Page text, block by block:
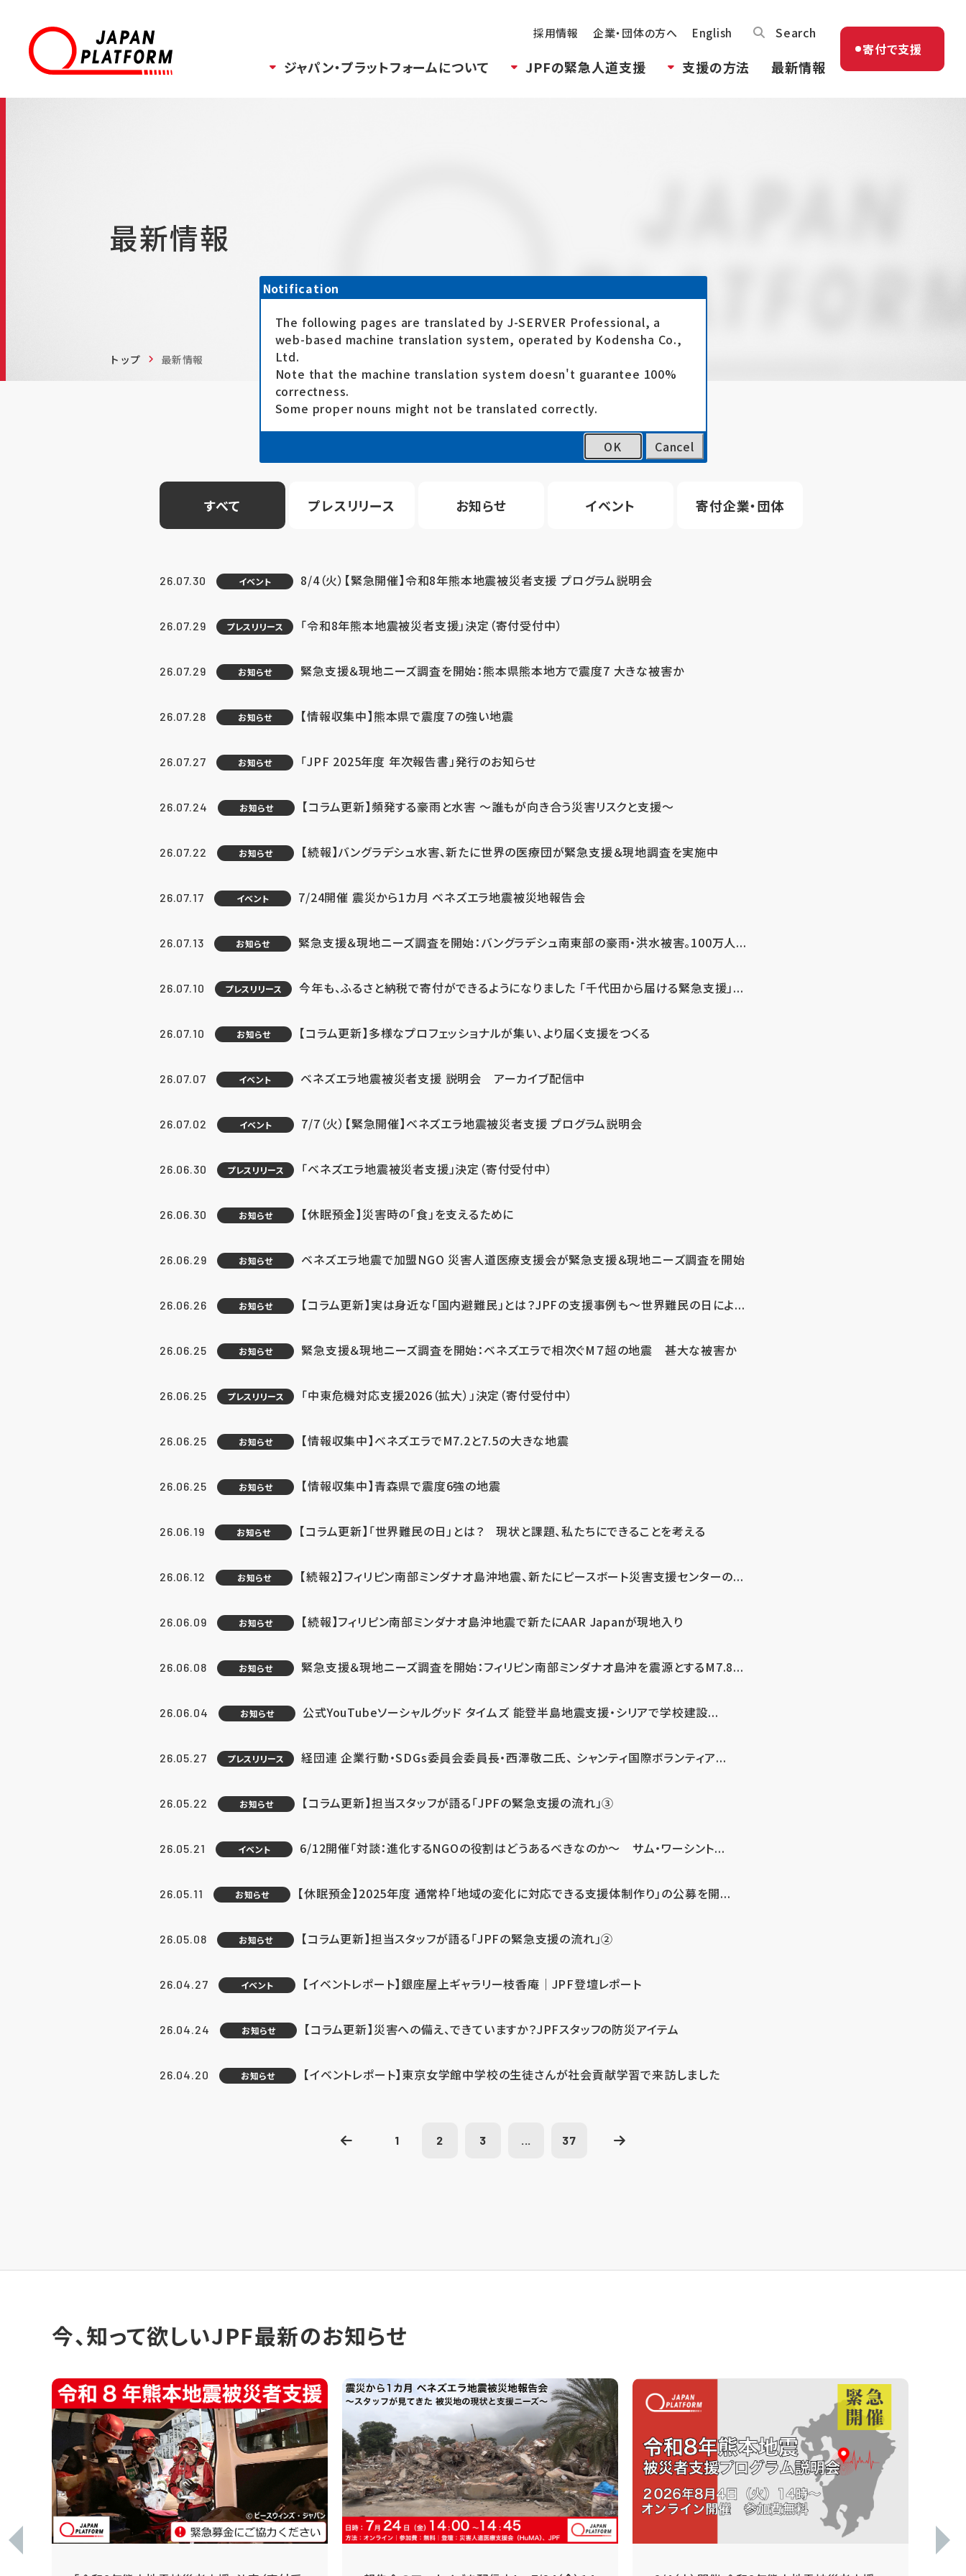
採用情報 企業・団体の方へ English Search
ジャパン・プラットフォームについて JPFの緊急人道支援 支援の方法 最新情報
寄付で支援
最新情報
トップ 最新情報
すべて プレスリリース お知らせ イベント 寄付企業・団体
26.07.30 イベント 8/4（火）【緊急開催】令和8年熊本地震被災者支援 プログラム説明会
26.07.29 プレスリリース 「令和8年熊本地震被災者支援」決定（寄付受付中）
26.07.29 お知らせ 緊急支援＆現地ニーズ調査を開始：熊本県熊本地方で震度7 大きな被害か
26.07.28 お知らせ 【情報収集中】熊本県で震度７の強い地震
26.07.27 お知らせ 「JPF 2025年度 年次報告書」発行のお知らせ
26.07.24 お知らせ 【コラム更新】頻発する豪雨と水害 ～誰もが向き合う災害リスクと支援～
26.07.22 お知らせ 【続報】バングラデシュ水害、新たに世界の医療団が緊急支援＆現地調査を実施中
26.07.17 イベント 7/24開催 震災から1カ月 ベネズエラ地震被災地報告会
26.07.13 お知らせ 緊急支援＆現地ニーズ調査を開始：バングラデシュ南東部の豪雨・洪水被害。100万人...
26.07.10 プレスリリース 今年も、ふるさと納税で寄付ができるようになりました 「千代田から届ける緊急支援」...
26.07.10 お知らせ 【コラム更新】多様なプロフェッショナルが集い、より届く支援をつくる
26.07.07 イベント ベネズエラ地震被災者支援 説明会 アーカイブ配信中
26.07.02 イベント 7/7（火）【緊急開催】ベネズエラ地震被災者支援 プログラム説明会
26.06.30 プレスリリース 「ベネズエラ地震被災者支援」決定（寄付受付中）
26.06.30 お知らせ 【休眠預金】災害時の「食」を支えるために
26.06.29 お知らせ ベネズエラ地震で加盟NGO 災害人道医療支援会が緊急支援＆現地ニーズ調査を開始
26.06.26 お知らせ 【コラム更新】実は身近な「国内避難民」とは？JPFの支援事例も～世界難民の日によ...
26.06.25 お知らせ 緊急支援＆現地ニーズ調査を開始：ベネズエラで相次ぐM７超の地震 甚大な被害か
26.06.25 プレスリリース 「中東危機対応支援2026（拡大）」決定（寄付受付中）
26.06.25 お知らせ 【情報収集中】ベネズエラでM7.2と7.5の大きな地震
26.06.25 お知らせ 【情報収集中】青森県で震度6強の地震
26.06.19 お知らせ 【コラム更新】「世界難民の日」とは？ 現状と課題、私たちにできることを考える
26.06.12 お知らせ 【続報2】フィリピン南部ミンダナオ島沖地震、新たにピースボート災害支援センターの...
26.06.09 お知らせ 【続報】フィリピン南部ミンダナオ島沖地震で新たにAAR Japanが現地入り
26.06.08 お知らせ 緊急支援＆現地ニーズ調査を開始：フィリピン南部ミンダナオ島沖を震源とするM7.8...
26.06.04 お知らせ 公式YouTubeソーシャルグッド タイムズ 能登半島地震支援・シリアで学校建設...
26.05.27 プレスリリース 経団連 企業行動・SDGs委員会委員長・西澤敬二氏、 シャンティ国際ボランティア...
26.05.22 お知らせ 【コラム更新】担当スタッフが語る「JPFの緊急支援の流れ」③
26.05.21 イベント 6/12開催「対談：進化するNGOの役割はどうあるべきなのか～ サム・ワーシント...
26.05.11 お知らせ 【休眠預金】2025年度 通常枠「地域の変化に対応できる支援体制作り」の公募を開...
26.05.08 お知らせ 【コラム更新】担当スタッフが語る「JPFの緊急支援の流れ」②
26.04.27 イベント 【イベントレポート】銀座屋上ギャラリー枝香庵｜JPF登壇レポート
26.04.24 お知らせ 【コラム更新】災害への備え、できていますか？JPFスタッフの防災アイテム
26.04.20 お知らせ 【イベントレポート】東京女学館中学校の生徒さんが社会貢献学習で来訪しました
1 2 3 ... 37
今、知って欲しいJPF最新のお知らせ
Notification
The following pages are translated by J-SERVER Professional, a
web-based machine translation system, operated by Kodensha Co.,
Ltd.
Note that the machine translation system doesn't guarantee 100%
correctness.
Some proper nouns might not be translated correctly.
OK Cancel